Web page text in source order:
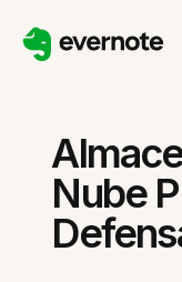
Nube